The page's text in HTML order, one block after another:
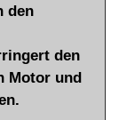
den
den
Motor und